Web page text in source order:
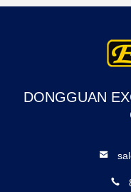
DONGGUAN